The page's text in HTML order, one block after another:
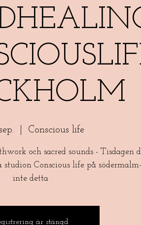
Conscious life
och sacred sounds - Tisdagen
Conscious life på
inte detta
är stängd